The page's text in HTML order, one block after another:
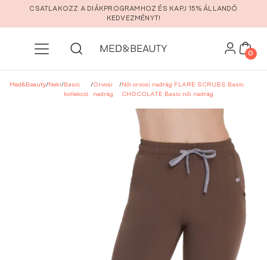
Ugrás a fő tartalomra
CSATLAKOZZ A DIÁKPROGRAMHOZ ÉS KAPJ 15% ÁLLANDÓ
KEDVEZMÉNYT!
0
Med&Beauty/Neki/Basic
kollekció
/Orvosi
nadrág
/Női orvosi nadrág FLARE SCRUBS Basic
CHOCOLATE Basic női nadrág